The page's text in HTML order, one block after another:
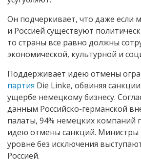
Он подчеркивает, что даже если
и Россией существуют
то страны все равно должны
экономической, культурной и
Поддерживает идею отмены
партия Die Linke, обвиняя
ущербе немецкому бизнесу.
данным Российско-германской
палаты, 94% немецких
идею отмены санкций. Министры
уровне без исключения
Россией.